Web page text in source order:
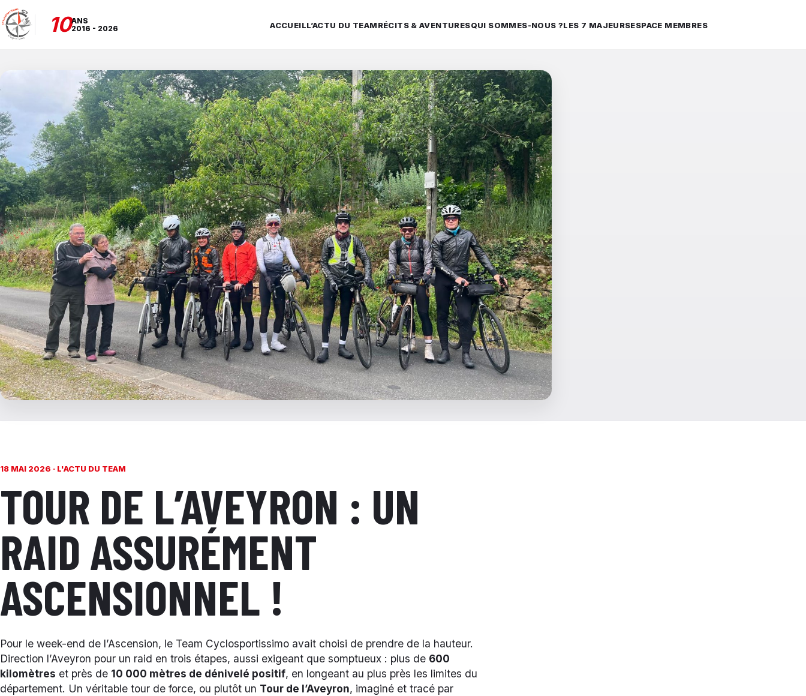
10ANS
2016 - 2026
ACCUEILL’ACTU DU TEAMRÉCITS & AVENTURESQUI SOMMES-NOUS ?LES 7 MAJEURSESPACE MEMBRES
18 MAI 2026 · L'ACTU DU TEAM
TOUR DE L’AVEYRON : UN
RAID ASSURÉMENT
ASCENSIONNEL !
Pour le week-end de l’Ascension, le Team Cyclosportissimo avait choisi de prendre de la hauteur.
Direction l’Aveyron pour un raid en trois étapes, aussi exigeant que somptueux : plus de 600
kilomètres et près de 10 000 mètres de dénivelé positif, en longeant au plus près les limites du
département. Un véritable tour de force, ou plutôt un Tour de l’Aveyron, imaginé et tracé par